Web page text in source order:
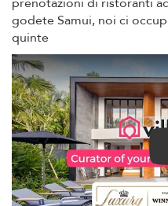
godete Samui, noi ci
quinte